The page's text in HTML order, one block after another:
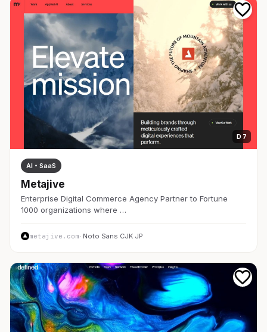
D 7
AI・SaaS
Metajive
Enterprise Digital Commerce Agency Partner to Fortune
1000 organizations where …
metajive.com· Noto Sans CJK JP